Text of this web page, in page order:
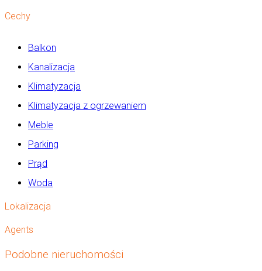
Cechy
Balkon
Kanalizacja
Klimatyzacja
Klimatyzacja z ogrzewaniem
Meble
Parking
Prąd
Woda
Lokalizacja
Agents
Podobne nieruchomości